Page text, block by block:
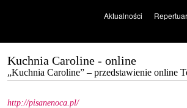
Aktualności Repertuar
Kuchnia Caroline - online
„Kuchnia Caroline” – przedstawienie online
http://pisanenoca.pl/